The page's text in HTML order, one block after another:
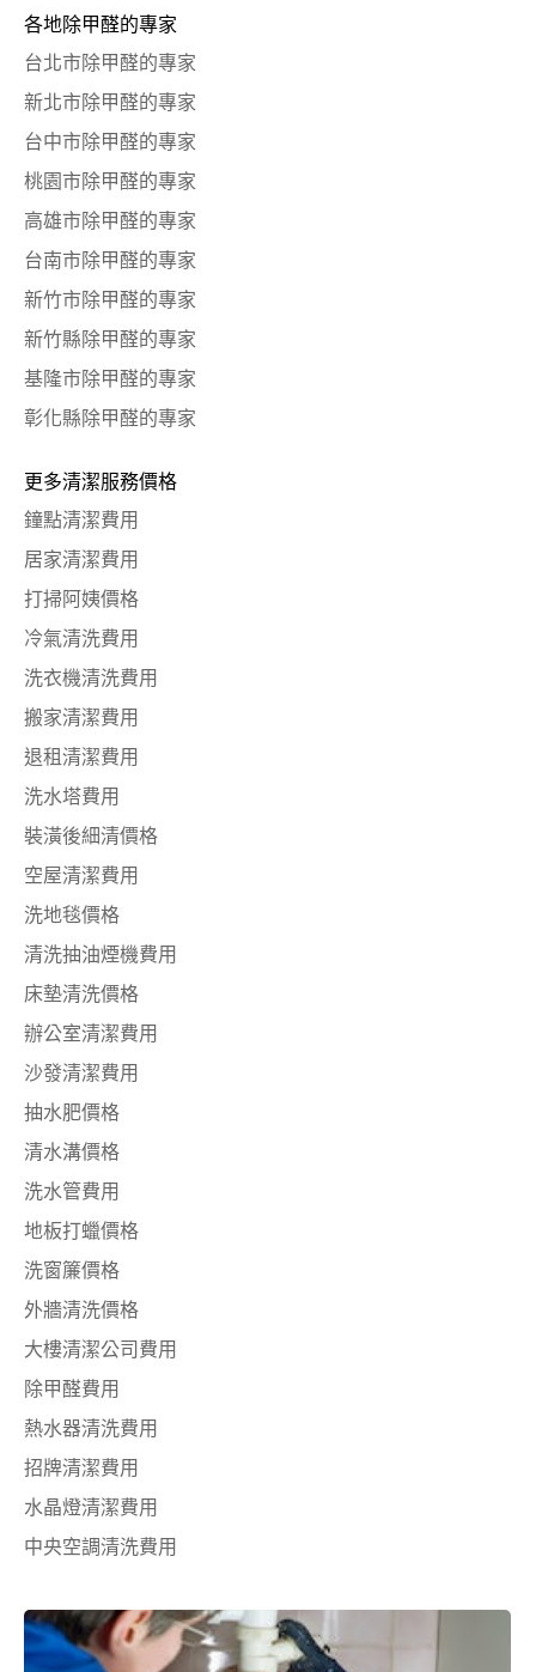
各地除甲醛的專家
台北市除甲醛的專家
新北市除甲醛的專家
台中市除甲醛的專家
桃園市除甲醛的專家
高雄市除甲醛的專家
台南市除甲醛的專家
新竹市除甲醛的專家
新竹縣除甲醛的專家
基隆市除甲醛的專家
彰化縣除甲醛的專家
更多清潔服務價格
鐘點清潔費用
居家清潔費用
打掃阿姨價格
冷氣清洗費用
洗衣機清洗費用
搬家清潔費用
退租清潔費用
洗水塔費用
裝潢後細清價格
空屋清潔費用
洗地毯價格
清洗抽油煙機費用
床墊清洗價格
辦公室清潔費用
沙發清潔費用
抽水肥價格
清水溝價格
洗水管費用
地板打蠟價格
洗窗簾價格
外牆清洗價格
大樓清潔公司費用
除甲醛費用
熱水器清洗費用
招牌清潔費用
水晶燈清潔費用
中央空調清洗費用